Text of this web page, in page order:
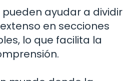
pueden ayudar a dividir
en secciones
lo que facilita la